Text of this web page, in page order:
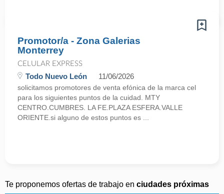
Promotor/a - Zona Galerias
Monterrey
CELULAR EXPRESS
Todo Nuevo León 11/06/2026
solicitamos promotores de venta efónica de la marca cel
para los siguientes puntos de la cuidad. MTY
CENTRO.CUMBRES. LA FE.PLAZA ESFERA.VALLE
ORIENTE.si alguno de estos puntos es ...
Te proponemos ofertas de trabajo en ciudades próximas